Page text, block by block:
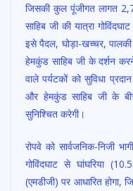
जिसकी कुल पूंजीगत लागत
साहिब जी की यात्रा
इसे पैदल, घोड़ा-खच्चर, पालकी
हेमकुंड साहिब जी के दर्शन
वाले पर्यटकों को सुविधा
और हेमकुंड साहिब जी के
सुनिश्चित करेगी।
रोपवे को सार्वजनिक-निजी
गोविंदघाट से घांघरिया
(एमडीजी) पर आधारित होगा,